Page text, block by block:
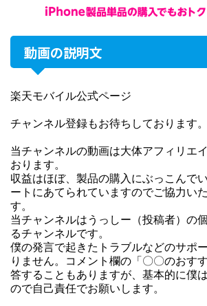
動画の説明文
楽天モバイル公式ページ
チャンネル登録もお待ちしております。
当チャンネルの動画は大体アフィリエ
おります。
収益はほぼ、製品の購入にぶっこんで
ートにあてられていますのでご協力い
す。
当チャンネルはうっしー（投稿者）の
るチャンネルです。
僕の発言で起きたトラブルなどのサポ
りません。コメント欄の「〇〇のおす
答することもありますが、基本的に僕
ので自己責任でお願いします。